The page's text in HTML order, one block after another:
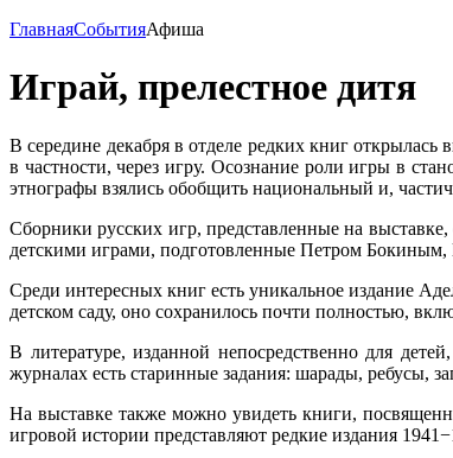
ГлавнаяСобытияАфиша
Играй, прелестное дитя
В середине декабря в отделе редких книг открылась
в частности, через игру. Осознание роли игры в
этнографы взялись обобщить национальный и,
Сборники русских игр, представленные на
детскими играми, подготовленные Петром
Среди интересных книг есть уникальное издание
детском саду, оно сохранилось почти полностью,
В литературе, изданной непосредственно для
журналах есть старинные задания: шарады, ребусы,
На выставке также можно увидеть книги,
игровой истории представляют редкие издания